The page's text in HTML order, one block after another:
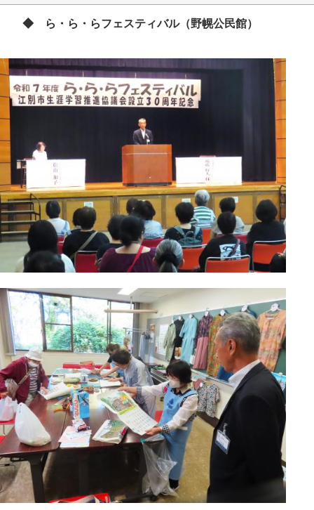
◆ ら・ら・らフェスティバル（野幌公民館）